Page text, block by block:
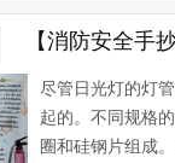
【消防安全手
尽管日光灯的灯
起的。不同规格
圈和硅钢片组成